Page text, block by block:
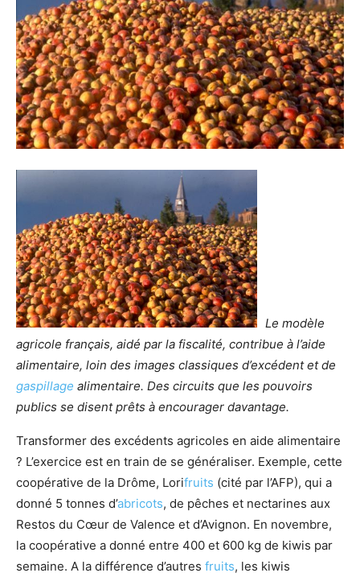
Le modèle
agricole français, aidé par la fiscalité, contribue à l’aide
alimentaire, loin des images classiques d’excédent et de
gaspillage alimentaire. Des circuits que les pouvoirs
publics se disent prêts à encourager davantage.
Transformer des excédents agricoles en aide alimentaire
? L’exercice est en train de se généraliser. Exemple, cette
coopérative de la Drôme, Lorifruits (cité par l’AFP), qui a
donné 5 tonnes d’abricots, de pêches et nectarines aux
Restos du Cœur de Valence et d’Avignon. En novembre,
la coopérative a donné entre 400 et 600 kg de kiwis par
semaine. A la différence d’autres fruits, les kiwis